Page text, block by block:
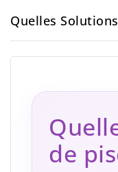
Quelles
de